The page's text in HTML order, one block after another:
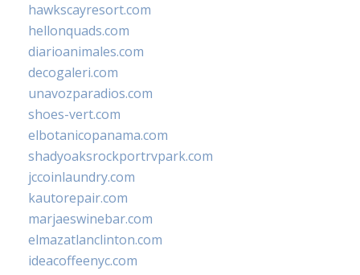
hawkscayresort.com
hellonquads.com
diarioanimales.com
decogaleri.com
unavozparadios.com
shoes-vert.com
elbotanicopanama.com
shadyoaksrockportrvpark.com
jccoinlaundry.com
kautorepair.com
marjaeswinebar.com
elmazatlanclinton.com
ideacoffeenyc.com